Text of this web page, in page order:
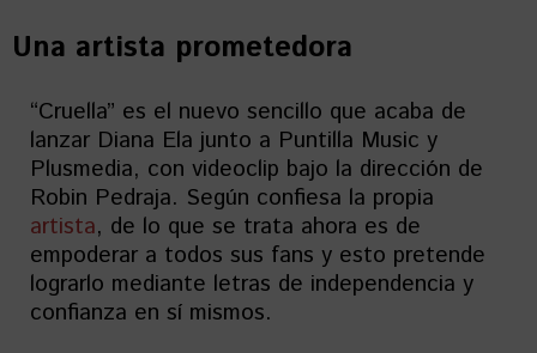
Una artista prometedora
“Cruella” es el nuevo sencillo que acaba de
lanzar Diana Ela junto a Puntilla Music y
Plusmedia, con videoclip bajo la dirección de
Robin Pedraja. Según confiesa la propia
artista, de lo que se trata ahora es de
empoderar a todos sus fans y esto pretende
lograrlo mediante letras de independencia y
confianza en sí mismos.